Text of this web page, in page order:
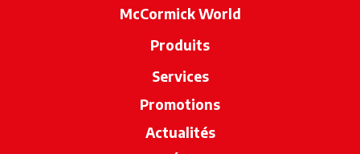
McCormick World
Produits
Services
Promotions
Actualités